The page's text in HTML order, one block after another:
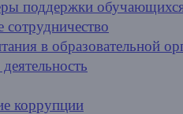
поддержки
в образовательной
коррупции